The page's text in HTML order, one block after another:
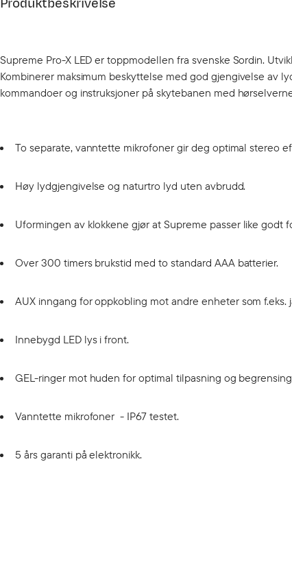
Supreme Pro-X LED er toppmodellen fra svenske Sordin.
Kombinerer maksimum beskyttelse med god gjengivelse av
kommandoer og instruksjoner på skytebanen med
To separate, vanntette mikrofoner gir deg optimal stereo
Høy lydgjengivelse og naturtro lyd uten avbrudd.
Uformingen av klokkene gjør at Supreme passer like godt
Over 300 timers brukstid med to standard AAA batterier.
AUX inngang for oppkobling mot andre enheter som
Innebygd LED lys i front.
GEL-ringer mot huden for optimal tilpasning og
Vanntette mikrofoner - IP67 testet.
5 års garanti på elektronikk.